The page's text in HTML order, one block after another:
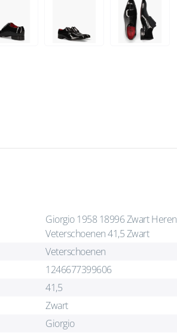
Giorgio 1958 18996 Zwart Heren
Veterschoenen 41,5 Zwart
Veterschoenen
1246677399606
41,5
Zwart
Giorgio